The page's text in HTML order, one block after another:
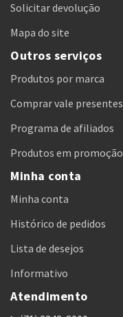
Solicitar devolução
Mapa do site
Outros serviços
Produtos por marca
Comprar vale presentes
Programa de afiliados
Produtos em promoção
Minha conta
Minha conta
Histórico de pedidos
Lista de desejos
Informativo
Atendimento